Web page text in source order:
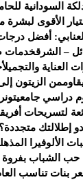
السودانية
الأقوى لبشرة
أفضل درجات
– الشرقخدمات
والتجميل
من الزيتون
دراسي جامعي
لتسريحات
إطلالتك
الألوفيرا
حب الشباب بفروة
بنات تناسب